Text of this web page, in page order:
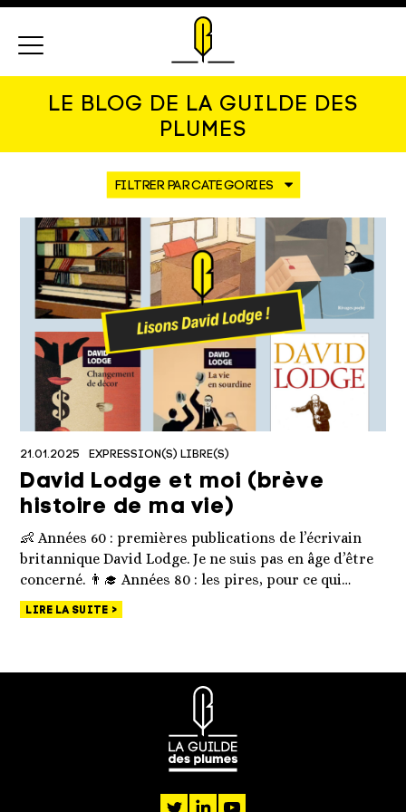
LE BLOG DE LA GUILDE DES
PLUMES
21.01.2025 EXPRESSION(S) LIBRE(S)
David Lodge et moi (brève
histoire de ma vie)
👶 Années 60 : premières publications de l’écrivain
britannique David Lodge. Je ne suis pas en âge d’être
concerné. 👨‍🎓 Années 80 : les pires, pour ce qui…
LIRE LA SUITE
twitterlinkedin